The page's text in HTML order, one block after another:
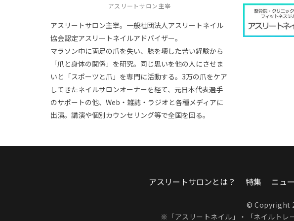
アスリートサロン主宰
アスリートサロン主宰。一般社団法人アスリートネイル
協会認定アスリートネイルアドバイザー。
マラソン中に両足の爪を失い、膝を壊した苦い経験から
「爪と身体の関係」を研究。同じ思いを他の人にさせま
いと「スポーツと爪」を専門に活動する。3万の爪をケア
してきたネイルサロンオーナーを経て、元日本代表選手
のサポートの他、Web・雑誌・ラジオと各種メディアに
出演。講演や個別カウンセリング等で全国を回る。
アスリートサロンとは？ 特集 ニュ
© Copyright
※「アスリートネイル」・「ネイルトレ